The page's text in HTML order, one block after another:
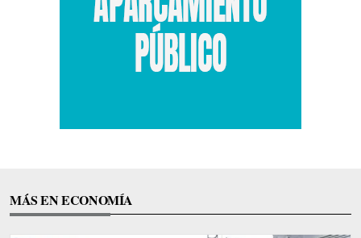
MÁS EN ECONOMÍA